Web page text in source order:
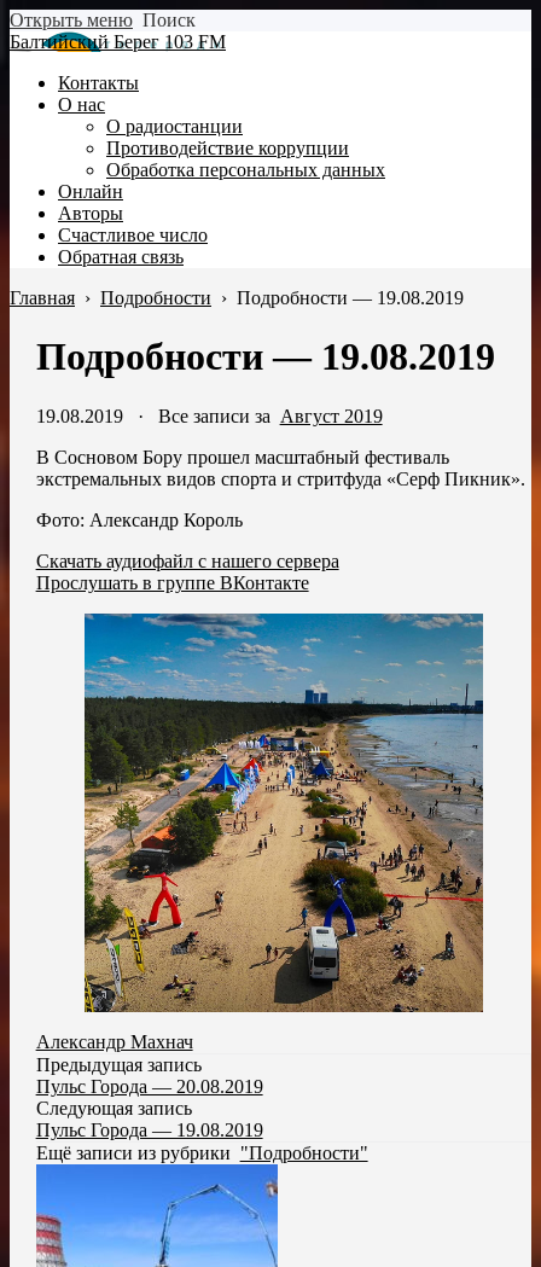
Открыть меню Поиск
Балтийский Берег 103 FM
Контакты
О нас
О радиостанции
Противодействие коррупции
Обработка персональных данных
Онлайн
Авторы
Счастливое число
Обратная связь
Главная › Подробности › Подробности — 19.08.2019
Подробности — 19.08.2019
19.08.2019· Все записи за Август 2019
В Сосновом Бору прошел масштабный фестиваль
экстремальных видов спорта и стритфуда «Серф Пикник».
Фото: Александр Король
Скачать аудиофайл с нашего сервера
Прослушать в группе ВКонтакте
Александр Махнач
Предыдущая запись
Пульс Города — 20.08.2019
Следующая запись
Пульс Города — 19.08.2019
Ещё записи из рубрики "Подробности"